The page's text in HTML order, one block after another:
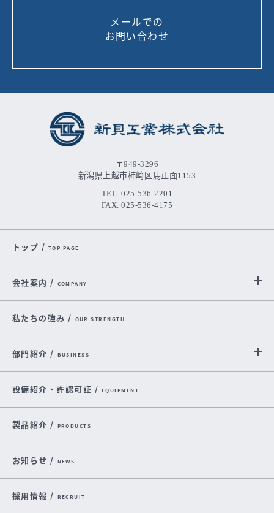
メールでの
お問い合わせ
〒949-3296
新潟県上越市柿崎区馬正面1153
TEL. 025-536-2201
FAX. 025-536-4175
トップ / TOP PAGE
会社案内 / COMPANY
私たちの強み / OUR STRENGTH
部門紹介 / BUSINESS
設備紹介・許認可証 / EQUIPMENT
製品紹介 / PRODUCTS
お知らせ / NEWS
採用情報 / RECRUIT